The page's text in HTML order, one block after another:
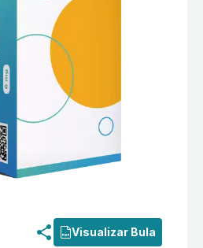
Visualizar Bula